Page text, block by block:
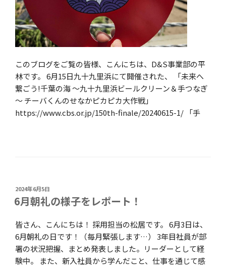
このブログをご覧の皆様、こんにちは、D&S事業部の平
林です。 6月15日九十九里浜にて開催された、 「未来へ
繋ごう!千葉の海 ～九十九里浜ビールクリーン＆手つなぎ
～ チーバくんのせなかピカピカ大作戦」
https://www.cbs.or.jp/150th-finale/20240615-1/ 「手
投
稿
日:
2024年6月5日
6月朝礼の様子をレポート！
皆さん、こんにちは！ 採用担当の松居です。 6月3日は、
6月朝礼の日です！（毎月緊張します…） 3年目社員が部
署の状況把握、まとめ発表しました。リーダーとして経
験中。 また、新入社員から学んだこと、仕事を通じて感